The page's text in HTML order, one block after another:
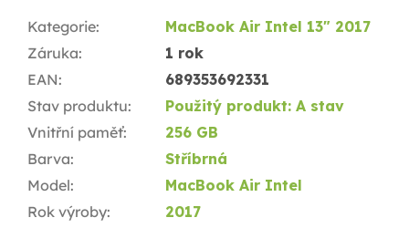
Kategorie:
MacBook Air Intel 13" 2017
Záruka:
1 rok
EAN:
689353692331
Stav produktu:
Použitý produkt: A stav
Vnitřní paměť:
256 GB
Barva:
Stříbrná
Model:
MacBook Air Intel
Rok výroby:
2017